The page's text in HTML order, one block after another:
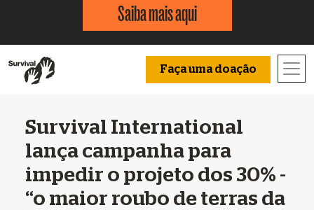
Saiba mais aqui
Faça uma doação
Survival International
lança campanha para
impedir o projeto dos 30% -
“o maior roubo de terras da